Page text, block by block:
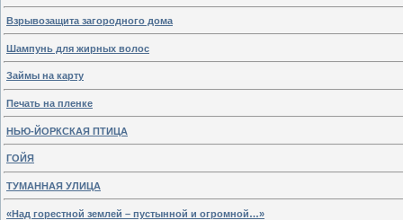
Взрывозащита загородного дома
Шампунь для жирных волос
Займы на карту
Печать на пленке
НЬЮ-ЙОРКСКАЯ ПТИЦА
ГОЙЯ
ТУМАННАЯ УЛИЦА
«Над горестной землей – пустынной и огромной…»